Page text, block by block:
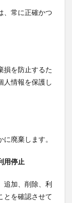
、常に正確かつ
損を防止するた
人情報を保護し
廃棄します。
用停止
追加、削除、利
とを確認させて